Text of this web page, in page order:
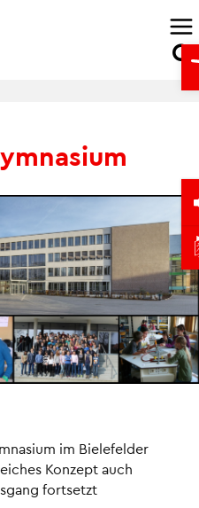
im Bielefelder
Konzept auch
fortsetzt